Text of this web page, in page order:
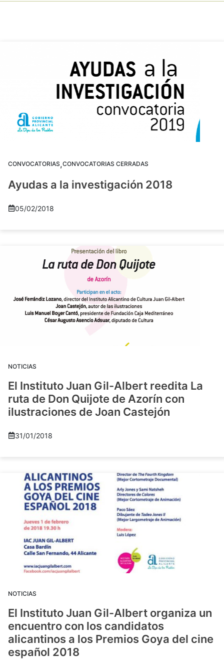
CONVOCATORIAS,CONVOCATORIAS CERRADAS
Ayudas a la investigación 2018
05/02/2018
NOTICIAS
El Instituto Juan Gil-Albert reedita La
ruta de Don Quijote de Azorín con
ilustraciones de Joan Castejón
31/01/2018
NOTICIAS
El Instituto Juan Gil-Albert organiza un
encuentro con los candidatos
alicantinos a los Premios Goya del cine
español 2018